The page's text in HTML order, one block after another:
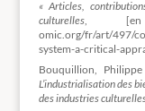
« Articles,
culturelles, [en
omic.org/fr/art/497/
system-a-critical-
Bouquillion,
L’industrialisation des
des industries